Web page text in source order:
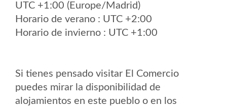
UTC +1:00 (Europe/Madrid)
Horario de verano : UTC +2:00
Horario de invierno : UTC +1:00
Si tienes pensado visitar El Comercio
puedes mirar la disponibilidad de
alojamientos en este pueblo o en los